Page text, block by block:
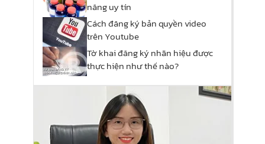
năng uy tín
Cách đăng ký bản quyền video
trên Youtube
Tờ khai đăng ký nhãn hiệu được
thực hiện như thế nào?